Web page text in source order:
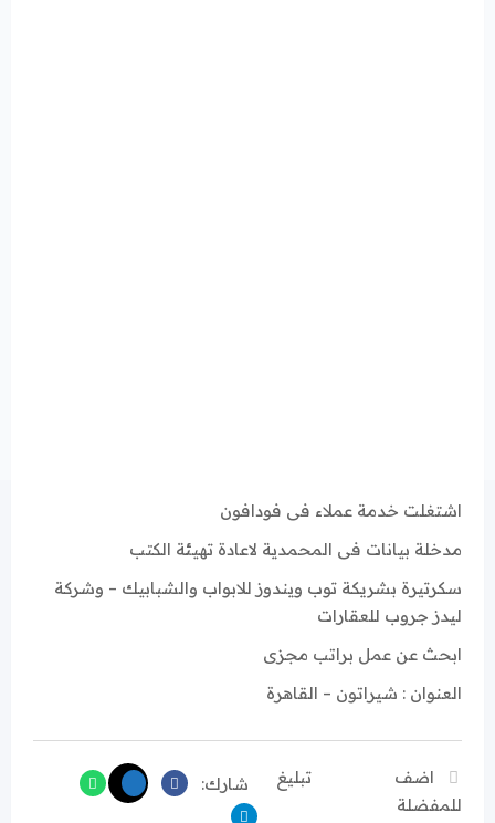
اشتغلت خدمة عملاء فى فودافون
مدخلة بيانات فى المحمدية لاعادة تهيئة الكتب
سكرتيرة بشريكة توب ويندوز للابواب والشبابيك – وشركة
ليدز جروب للعقارات
ابحث عن عمل براتب مجزى
العنوان : شيراتون – القاهرة
اضف
للمفضلة
تبليغ شارك: